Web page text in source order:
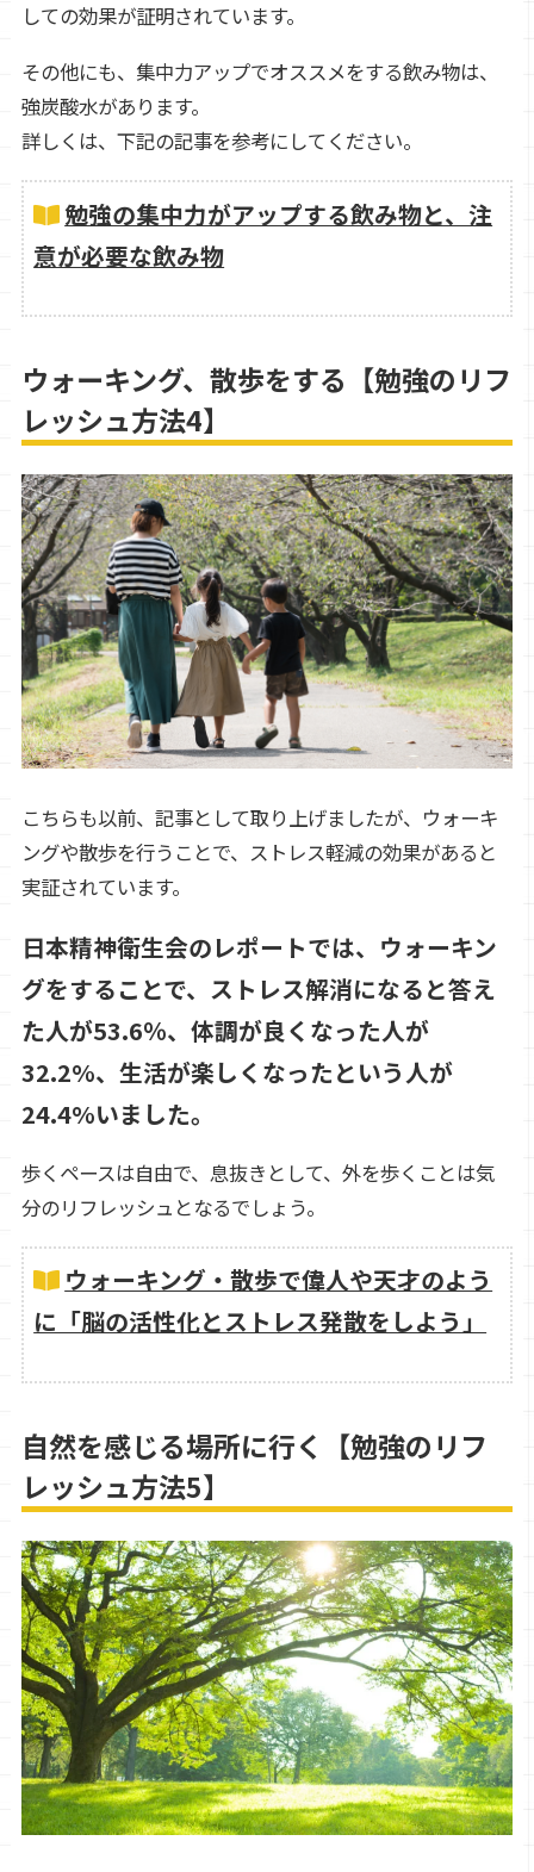
しての効果が証明されています。
その他にも、集中力アップでオススメをする飲み物は、
強炭酸水があります。
詳しくは、下記の記事を参考にしてください。
勉強の集中力がアップする飲み物と、注
意が必要な飲み物
ウォーキング、散歩をする【勉強のリフ
レッシュ方法4】
こちらも以前、記事として取り上げましたが、ウォーキ
ングや散歩を行うことで、ストレス軽減の効果があると
実証されています。
日本精神衛生会のレポートでは、ウォーキン
グをすることで、ストレス解消になると答え
た人が53.6％、体調が良くなった人が
32.2%、生活が楽しくなったという人が
24.4%いました。
歩くペースは自由で、息抜きとして、外を歩くことは気
分のリフレッシュとなるでしょう。
ウォーキング・散歩で偉人や天才のよう
に「脳の活性化とストレス発散をしよう」
自然を感じる場所に行く【勉強のリフ
レッシュ方法5】